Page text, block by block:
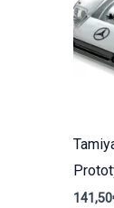
141,50